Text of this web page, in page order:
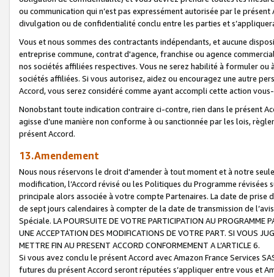
ou communication qui n’est pas expressément autorisée par le
divulgation ou de confidentialité conclu entre les parties et
Vous et nous sommes des contractants indépendants, et aucune
entreprise commune, contrat d'agence, franchise ou agence
nos sociétés affiliées respectives. Vous ne serez habilité à formuler
sociétés affiliées. Si vous autorisez, aidez ou encouragez une autre
Accord, vous serez considéré comme ayant accompli cette action
Nonobstant toute indication contraire ci-contre, rien dans le présent
agisse d’une manière non conforme à ou sanctionnée par les lois,
présent Accord.
13.Amendement
Nous nous réservons le droit d'amender à tout moment et à notre
modification, l’Accord révisé ou les Politiques du Programme
principale alors associée à votre compte Partenaires. La date de
de sept jours calendaires à compter de la date de transmission de
Spéciale. LA POURSUITE DE VOTRE PARTICIPATION AU PROGRAMME
UNE ACCEPTATION DES MODIFICATIONS DE VOTRE PART. SI VOUS
METTRE FIN AU PRESENT ACCORD CONFORMEMENT A L’ARTICLE 6.
Si vous avez conclu le présent Accord avec Amazon France Services
futures du présent Accord seront réputées s’appliquer entre vous et